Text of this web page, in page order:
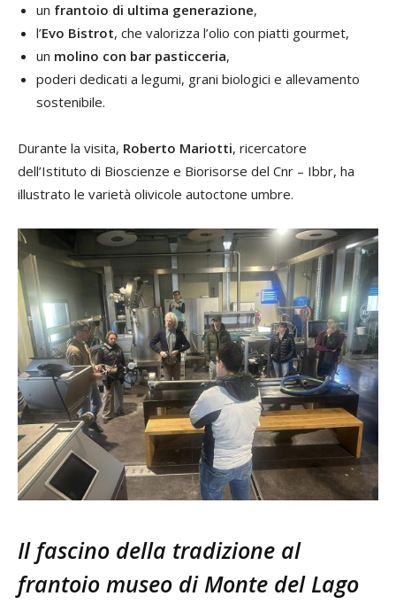
un frantoio di ultima generazione,
l’Evo Bistrot, che valorizza l’olio con piatti gourmet,
un molino con bar pasticceria,
poderi dedicati a legumi, grani biologici e allevamento
sostenibile.
Durante la visita, Roberto Mariotti, ricercatore
dell’Istituto di Bioscienze e Biorisorse del Cnr – Ibbr, ha
illustrato le varietà olivicole autoctone umbre.
Il fascino della tradizione al
frantoio museo di Monte del Lago